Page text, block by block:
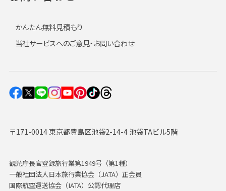
〒171-0014 東京都豊島区池袋2-14-4 池袋TAビル5階
観光庁長官登録旅行業第1949号（第1種）
一般社団法人日本旅行業協会（JATA）正会員
国際航空運送協会（IATA）公認代理店
かんたん無料見積もり
当社サービスへのご意見・お問い合わせ